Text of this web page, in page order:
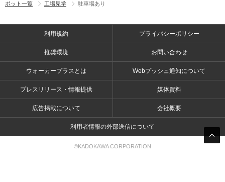
ポット一覧
工場見学 駐車場あり
利用規約 プライバシーポリシー
推奨環境 お問い合わせ
ウォーカープラスとは Webプッシュ通知について
プレスリリース・情報提供 媒体資料
広告掲載について 会社概要
利用者情報の外部送信について
©KADOKAWA CORPORATION